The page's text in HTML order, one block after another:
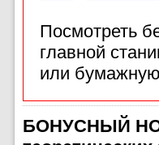
Посмотреть
главной
или
БОНУСНЫЙ